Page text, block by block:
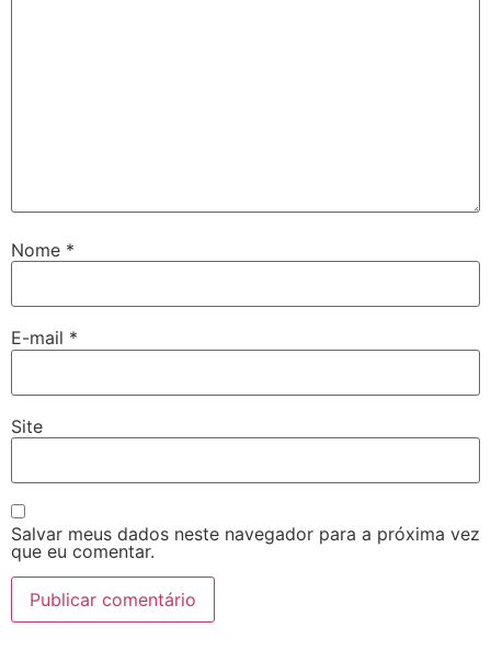
Nome *
E-mail *
Site
Salvar meus dados neste navegador para a próxima vez
que eu comentar.